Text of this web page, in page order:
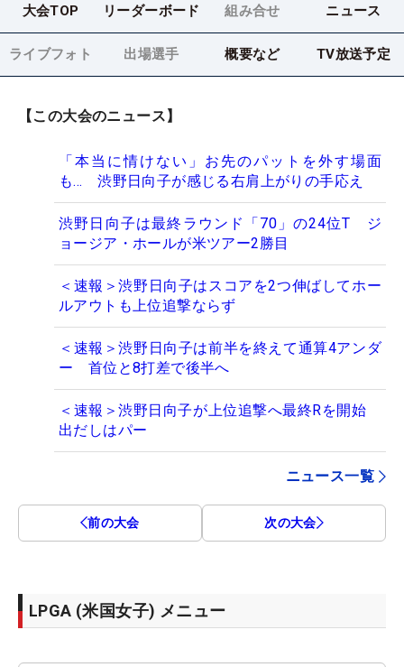
大会TOP リーダーボード 組み合せ ニュース
ライブフォト 出場選手 概要など TV放送予定
【この大会のニュース】
「本当に情けない」お先のパットを外す場面
も… 渋野日向子が感じる右肩上がりの手応え
渋野日向子は最終ラウンド「70」の24位T ジ
ョージア・ホールが米ツアー2勝目
＜速報＞渋野日向子はスコアを2つ伸ばしてホー
ルアウトも上位追撃ならず
＜速報＞渋野日向子は前半を終えて通算4アンダ
ー 首位と8打差で後半へ
＜速報＞渋野日向子が上位追撃へ最終Rを開始
出だしはパー
ニュース一覧
前の大会 次の大会
LPGA (米国女子) メニュー